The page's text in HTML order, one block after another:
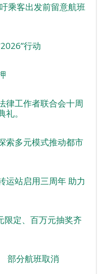
乘客出发前留意航班
行动
律工作者联合会十周
。
索多元模式推动都市
运站启用三周年 助力
限定、百万元抽奖齐
部分航班取消